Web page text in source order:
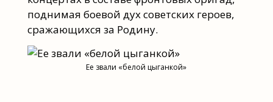
поднимая боевой дух советских героев,
сражающихся за Родину.
Ее звали «белой цыганкой»